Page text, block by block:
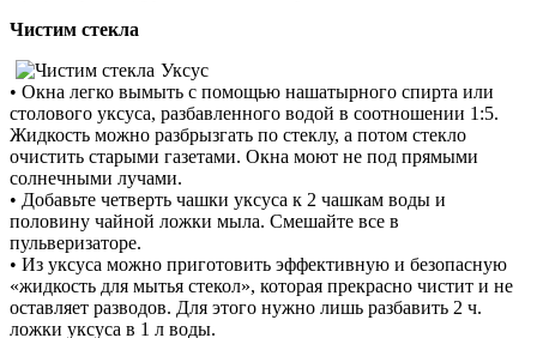
Чистим стекла
Уксус
• Окна легко вымыть с помощью нашатырного спирта или
столового уксуса, разбавленного водой в соотношении 1:5.
Жидкость можно разбрызгать по стеклу, а потом стекло
очистить старыми газетами. Окна моют не под прямыми
солнечными лучами.
• Добавьте четверть чашки уксуса к 2 чашкам воды и
половину чайной ложки мыла. Смешайте все в
пульверизаторе.
• Из уксуса можно приготовить эффективную и безопасную
«жидкость для мытья стекол», которая прекрасно чистит и не
оставляет разводов. Для этого нужно лишь разбавить 2 ч.
ложки уксуса в 1 л воды.